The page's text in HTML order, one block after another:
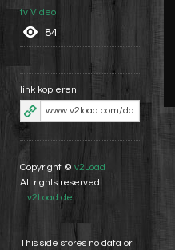
tv Video
84
link kopieren
Copyright © v2Load
All rights reserved.
:: v2Load.de ::
This side stores no data or